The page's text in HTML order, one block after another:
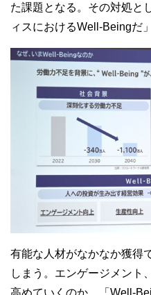
た課題となる。その対処と
ィスにおけるWell-Beingだ」
有能な人材がなかなか獲得
しまう。エンゲージメント
高めていくのか。「 Well-